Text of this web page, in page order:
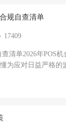
规自查清单
17409
查清单2026年POS
为应对日益严格的